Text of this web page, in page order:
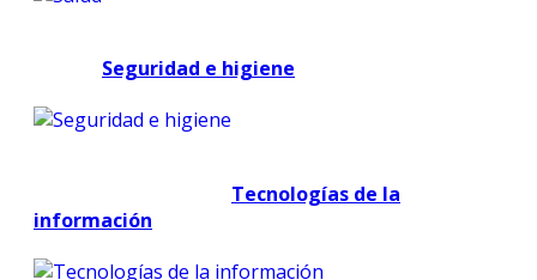
Seguridad e higiene
Tecnologías de la
información